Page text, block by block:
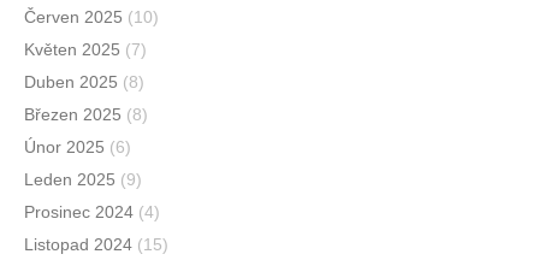
Červen 2025 (10)
Květen 2025 (7)
Duben 2025 (8)
Březen 2025 (8)
Únor 2025 (6)
Leden 2025 (9)
Prosinec 2024 (4)
Listopad 2024 (15)